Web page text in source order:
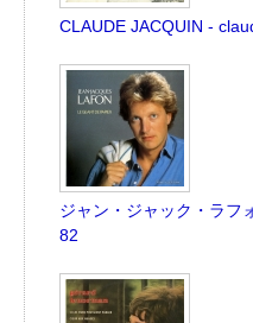
CLAUDE JACQUIN -
ジャン・ジャック・ラフ
82